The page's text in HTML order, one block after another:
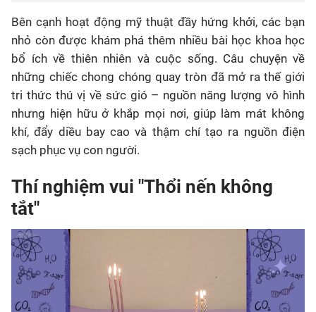
Bên cạnh hoạt động mỹ thuật đầy hứng khởi, các bạn
nhỏ còn được khám phá thêm nhiều bài học khoa học
bổ ích về thiên nhiên và cuộc sống. Câu chuyện về
những chiếc chong chóng quay tròn đã mở ra thế giới
tri thức thú vị về sức gió – nguồn năng lượng vô hình
nhưng hiện hữu ở khắp mọi nơi, giúp làm mát không
khí, đẩy diều bay cao và thậm chí tạo ra nguồn điện
sạch phục vụ con người.
Thí nghiệm vui "Thổi nến không
tắt"